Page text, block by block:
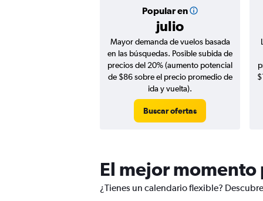
Popular en
julio
Mayor demanda de vuelos basada
en las búsquedas. Posible subida de
precios del 20% (aumento potencial
de $86 sobre el precio promedio de
ida y vuelta).
Buscar ofertas
El mejor momento
¿Tienes un calendario flexible?